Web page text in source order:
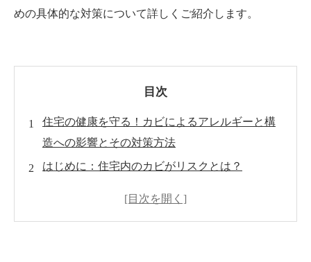
めの具体的な対策について詳しくご紹介します。
目次
住宅の健康を守る！カビによるアレルギーと構
造への影響とその対策方法
はじめに：住宅内のカビがリスクとは？